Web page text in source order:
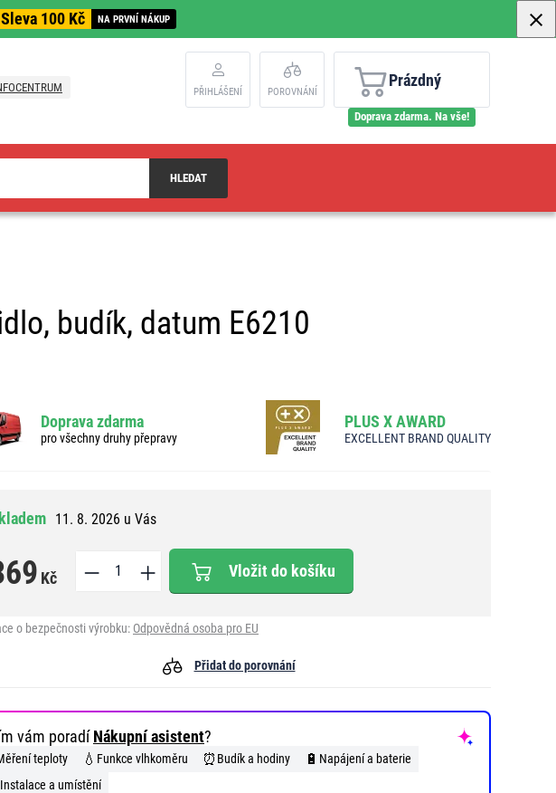
Sleva 100 Kč NA PRVNÍ NÁKUP
PŘIHLÁŠENÍ POROVNÁNÍ
Prázdný
Doprava zdarma. Na vše!
HLEDAT
budík, datum E6210
Doprava zdarma
pro všechny druhy přepravy
PLUS X AWARD
EXCELLENT BRAND QUALITY
11. 8. 2026 u Vás
Kč Vložit do košíku
o bezpečnosti výrobku: Odpovědná osoba pro EU
Přidat do porovnání
vám poradíNákupní asistent?
teploty 💧 Funkce vlhkoměru ⏰ Budík a hodiny 🔋 Napájení a baterie
Instalace a umístění